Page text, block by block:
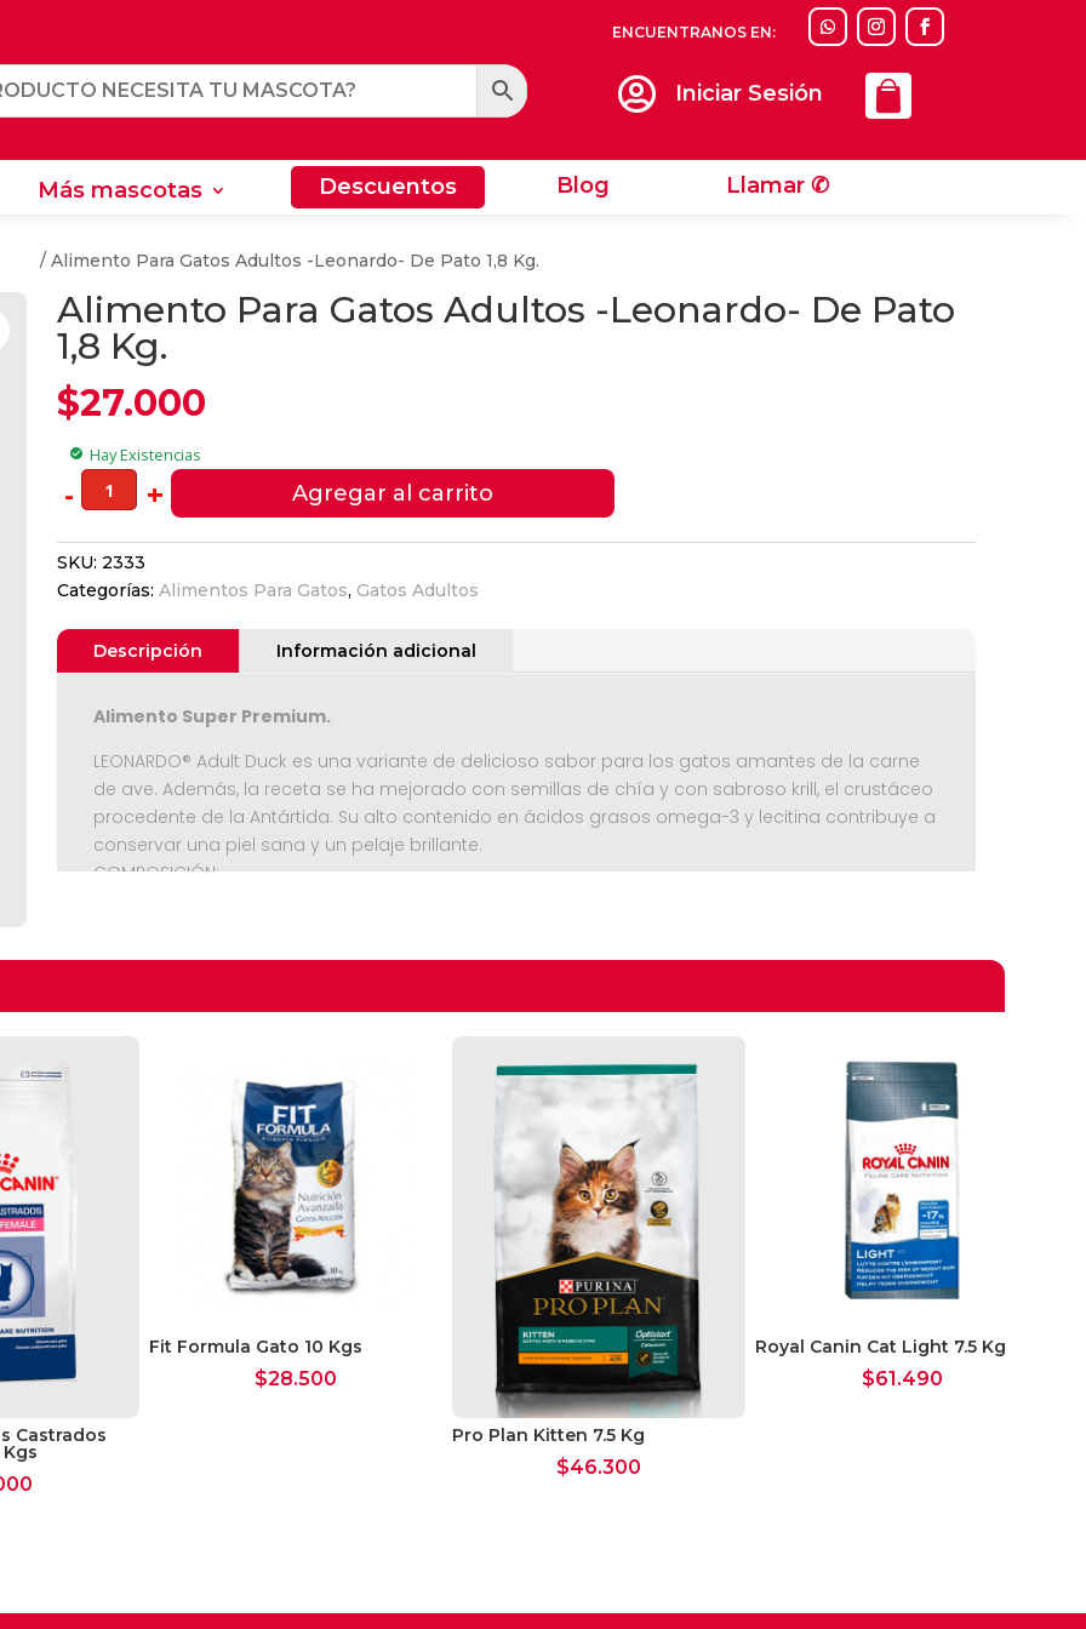
ENCUENTRANOS EN:
 Iniciar Sesión
Más mascotas Descuentos Blog Llamar ✆
Llamar ✆
/ Alimento Para Gatos Adultos -Leonardo- De Pato 1,8 Kg.
Alimento Para Gatos Adultos -Leonardo- De Pato
1,8 Kg.
$27.000
check_circle Hay Existencias
- Alimento
Para
Gatos
Adultos
-
De
Pato
cantidad
+ Agregar al carrito
SKU: 2333
Categorías: Alimentos Para Gatos, Gatos Adultos
Descripción Información adicional
Alimento Super Premium.
LEONARDO® Adult Duck es una variante de delicioso sabor para los gatos amantes de la carne
de ave. Además, la receta se ha mejorado con semillas de chía y con sabroso krill, el crustáceo
procedente de la Antártida. Su alto contenido en ácidos grasos omega-3 y lecitina contribuye a
conservar una piel sana y un pelaje brillante.
COMPOSICIÓN:
ave hidrolizada; centeno malteado; huevo secado; harina de pescado de agua salada (2,5 %);
por expulsor (1,5 %); semillas de chía (1,3 %); vainas de algarroba, secas; harina de germen de
Castrados
Kgs
Fit Formula Gato 10 Kgs
$28.500
Pro Plan Kitten 7.5 Kg
$46.300
Royal Canin Cat Light 7.5 Kgs
$61.490